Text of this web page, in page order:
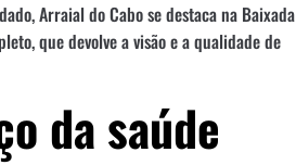
Arraial do Cabo se destaca na Baixada
que devolve a visão e a qualidade de
da saúde